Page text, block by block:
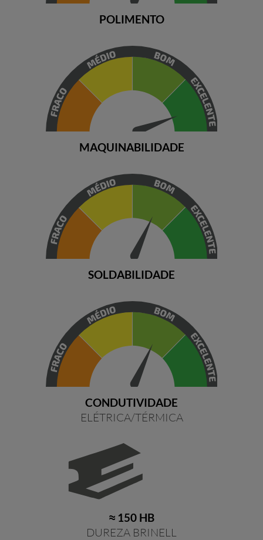
POLIMENTO
MAQUINABILIDADE
SOLDABILIDADE
CONDUTIVIDADE
ELÉTRICA/TÉRMICA
≈ 150 HB
DUREZA BRINELL